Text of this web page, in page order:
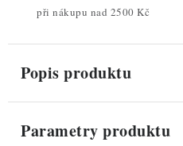
při nákupu nad 2500 Kč
Popis produktu
Parametry produktu